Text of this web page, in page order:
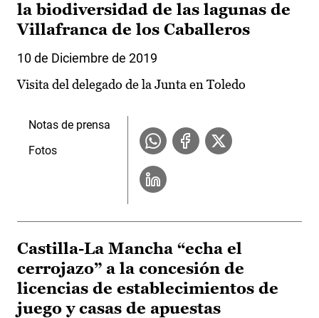
la biodiversidad de las lagunas de
Villafranca de los Caballeros
10 de Diciembre de 2019
Visita del delegado de la Junta en Toledo
Notas de prensa
Fotos
Castilla-La Mancha “echa el
cerrojazo” a la concesión de
licencias de establecimientos de
juego y casas de apuestas